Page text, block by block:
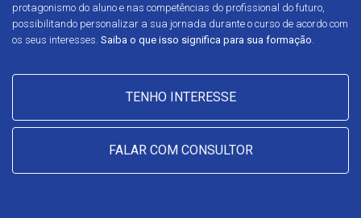
protagonismo do aluno e nas competências do profissional do futuro,
possibilitando personalizar a sua jornada durante o curso de acordo com
os seus interesses. Saiba o que isso significa para sua formação
TENHO INTERESSE
FALAR COM CONSULTOR